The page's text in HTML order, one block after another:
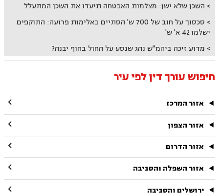
השכן שלא ישן: מצלמות האבטחה תיעדו את השכן המתעלל
סכסוך על חוב של 700 ש' הסתיים באלימות פרועה: התוקפים
ישלמו 42 א' ש'
מדוע זיכה ביהמ"ש נהג שנסע על החול בחוף יבנה?
חיפוש עורך דין לפי עיר
אזור המרכז 
אזור הצפון 
אזור הדרום 
אזור השפלה והסביבה 
ירושלים והסביבה 